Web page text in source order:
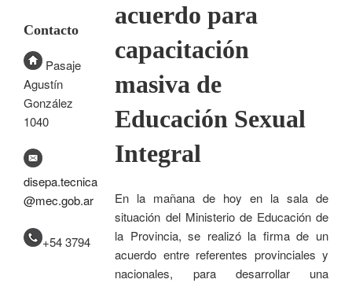
acuerdo para
capacitación
masiva de
Educación Sexual
Integral
En la mañana de hoy en la sala de
situación del Ministerio de Educación de
la Provincia, se realizó la firma de un
acuerdo entre referentes provinciales y
nacionales, para desarrollar una
Contacto
Pasaje
Agustín
González
1040
disepa.tecnica
@mec.gob.ar
+54 3794